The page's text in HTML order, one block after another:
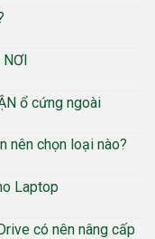
ổ cứng ngoài
nên chọn loại nào?
Laptop
có nên nâng cấp